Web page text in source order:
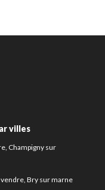
villes
Champigny sur
Bry sur marne